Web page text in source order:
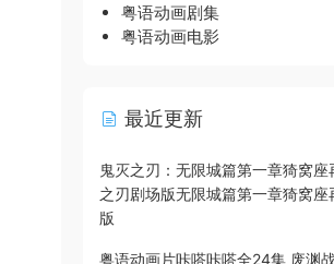
粤语动画剧集
粤语动画电影
最近更新
鬼灭之刃：无限城篇第一章猗窝座
之刃剧场版无限城篇第一章猗窝座
版
粤语动画片咔嗒咔嗒全24集 废渊